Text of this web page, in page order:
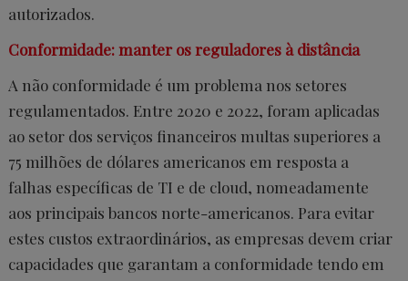
autorizados.
Conformidade: manter os reguladores à distância
A não conformidade é um problema nos setores
regulamentados. Entre 2020 e 2022, foram aplicadas
ao setor dos serviços financeiros multas superiores a
75 milhões de dólares americanos em resposta a
falhas específicas de TI e de cloud, nomeadamente
aos principais bancos norte-americanos. Para evitar
estes custos extraordinários, as empresas devem criar
capacidades que garantam a conformidade tendo em